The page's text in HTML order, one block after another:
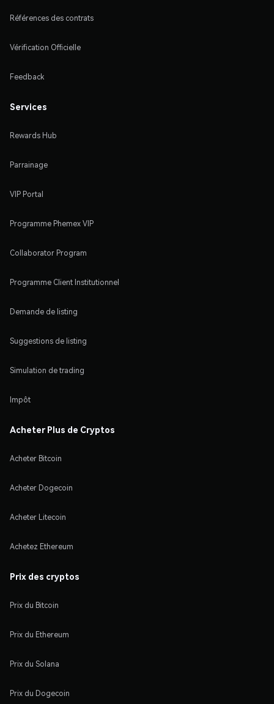
Références des contrats
Vérification Officielle
Feedback
Services
Rewards Hub
Parrainage
VIP Portal
Programme Phemex VIP
Collaborator Program
Programme Client Institutionnel
Demande de listing
Suggestions de listing
Simulation de trading
Impôt
Acheter Plus de Cryptos
Acheter Bitcoin
Acheter Dogecoin
Acheter Litecoin
Achetez Ethereum
Prix des cryptos
Prix du Bitcoin
Prix du Ethereum
Prix du Solana
Prix du Dogecoin